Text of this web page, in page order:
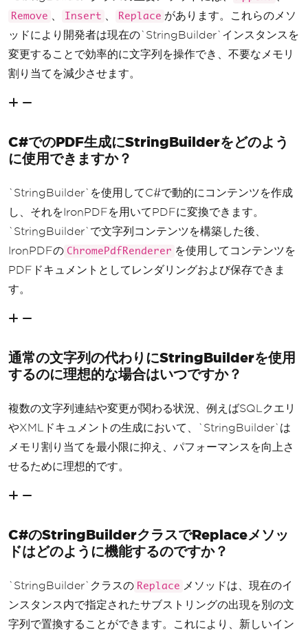
Remove Insert Replace があります。これらのメソ
ッドにより開発者は現在の`StringBuilder`インスタンスを
変更することで効率的に文字列を操作でき、不要なメモリ
割り当てを減少させます。
C#でのPDF生成にStringBuilderをどのよう
に使用できますか？
`StringBuilder`を使用してC#で動的にコンテンツを作成
し、それをIronPDFを用いてPDFに変換できます。
`StringBuilder`で文字列コンテンツを構築した後、
IronPDFの ChromePdfRenderer を使用してコンテンツを
PDFドキュメントとしてレンダリングおよび保存できま
す。
通常の文字列の代わりにStringBuilderを使用
するのに理想的な場合はいつですか？
複数の文字列連結や変更が関わる状況、例えばSQLクエリ
やXMLドキュメントの生成において、`StringBuilder`は
メモリ割り当てを最小限に抑え、パフォーマンスを向上さ
せるために理想的です。
C#のStringBuilderクラスでReplaceメソッ
ドはどのように機能するのですか？
`StringBuilder`クラスの Replace メソッドは、現在のイ
ンスタンス内で指定されたサブストリングの出現を別の文
字列で置換することができます。これにより、新しいイン